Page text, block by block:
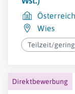
Wies
Teilzeit/
Direktbewerbung